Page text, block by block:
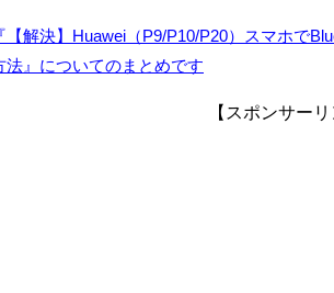
解決】Huawei（P9/P10/P20）スマホで
法』についてのまとめです
【スポンサーリ